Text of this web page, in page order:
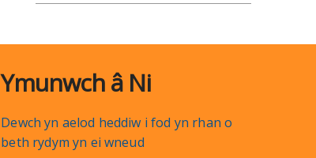
Ymunwch â Ni
Dewch yn aelod heddiw i fod yn rhan o
beth rydym yn ei wneud